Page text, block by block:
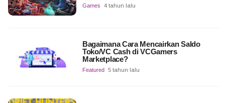
Games 4 tahun lalu
Bagaimana Cara Mencairkan Saldo
Toko/VC Cash di VCGamers
Marketplace?
Featured 5 tahun lalu